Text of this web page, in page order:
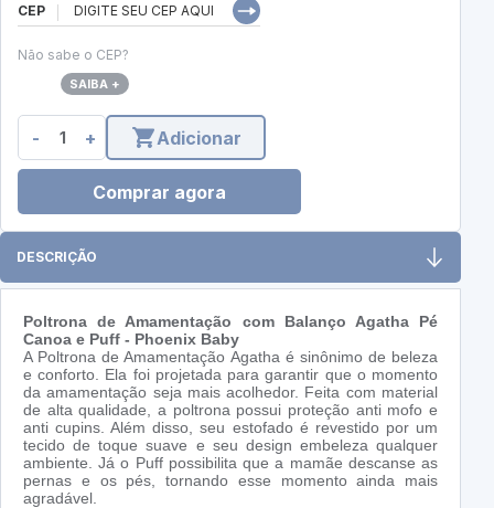
CEP
Não sabe o CEP?
SAIBA +
- + Adicionar
Comprar agora
DESCRIÇÃO
Poltrona de Amamentação com Balanço Agatha Pé
Canoa e Puff - Phoenix Baby
A Poltrona de Amamentação Agatha é sinônimo de beleza
e conforto. Ela foi projetada para garantir que o momento
da amamentação seja mais acolhedor. Feita com material
de alta qualidade, a poltrona possui proteção anti mofo e
anti cupins. Além disso, seu estofado é revestido por um
tecido de toque suave e seu design embeleza qualquer
ambiente. Já o Puff possibilita que a mamãe descanse as
pernas e os pés, tornando esse momento ainda mais
agradável.